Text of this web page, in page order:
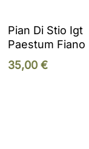
Add To Cart
Pian Di Stio Igt
Paestum Fiano
35,00€